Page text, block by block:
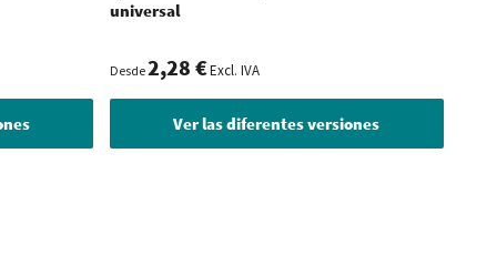
universal
Desde2,28 €Excl. IVA
Ver las diferentes versiones